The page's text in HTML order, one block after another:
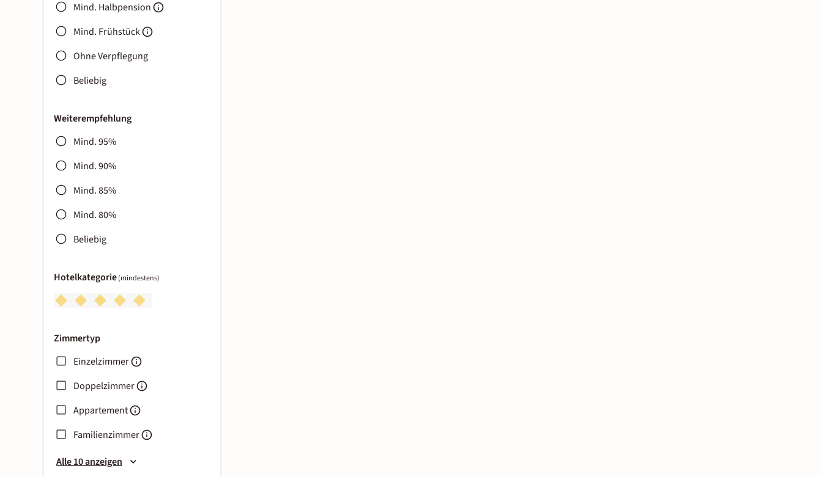
Mind. Halbpension
Mind. Frühstück
Ohne Verpflegung
Beliebig
Weiterempfehlung
Mind. 95%
Mind. 90%
Mind. 85%
Mind. 80%
Beliebig
Hotelkategorie(mindestens)
Zimmertyp
Einzelzimmer
Doppelzimmer
Appartement
Familienzimmer
Alle 10 anzeigen